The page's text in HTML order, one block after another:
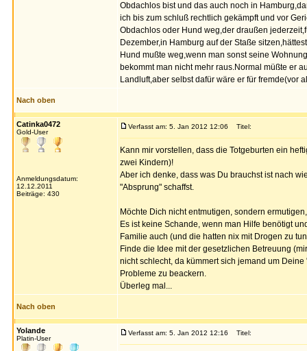
Obdachlos bist und das auch noch in
ich bis zum schluß rechtlich gekämpft und vor
Obdachlos oder Hund weg,der draußen
Dezember,in Hamburg auf der Staße
Hund mußte weg,wenn man sonst seine
bekommt man nicht mehr raus.Normal müßte er
Landluft,aber selbst dafür wäre er für fremde(vor
Nach oben
Catinka0472
Gold-User
Anmeldungsdatum:
12.12.2011
Beiträge: 430
Verfasst am: 5. Jan 2012 12:06 Titel:
Kann mir vorstellen, dass die Totgeburten ein
zwei Kindern)!
Aber ich denke, dass was Du brauchst ist nach
"Absprung" schaffst.
Möchte Dich nicht entmutigen, sondern
Es ist keine Schande, wenn man Hilfe benötigt
Familie auch (und die hatten nix mit Drogen zu
Finde die Idee mit der gesetzlichen Betreuung
nicht schlecht, da kümmert sich jemand um
Probleme zu beackern.
Überleg mal...
Nach oben
Yolande
Platin-User
Verfasst am: 5. Jan 2012 12:16 Titel: